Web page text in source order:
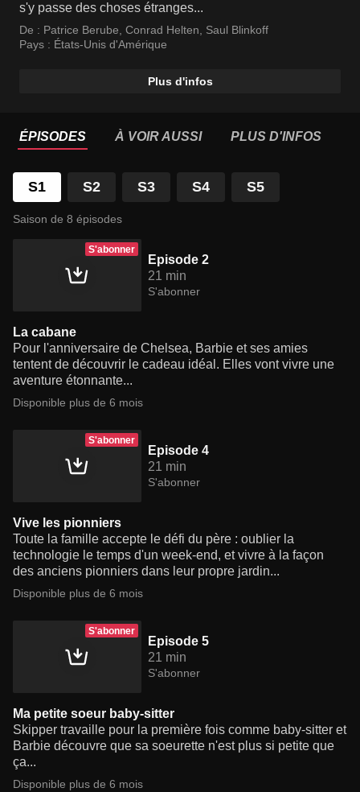
s'y passe des choses étranges...
De : Patrice Berube Conrad Helten
Saul Blinkoff
Pays : États-Unis d'Amérique
Plus d'infos
ÉPISODES À VOIR AUSSI PLUS D'INFOS
S1 S2 S3 S4 S5
Saison de 8 épisodes
S'abonner
Episode 2
21 min
S'abonner
La cabane
Pour l'anniversaire de Chelsea, Barbie et ses amies
tentent de découvrir le cadeau idéal. Elles vont vivre une
aventure étonnante...
Disponible plus de 6 mois
S'abonner
Episode 4
21 min
S'abonner
Vive les pionniers
Toute la famille accepte le défi du père : oublier la
technologie le temps d'un week-end, et vivre à la façon
des anciens pionniers dans leur propre jardin...
Disponible plus de 6 mois
S'abonner
Episode 5
21 min
S'abonner
Ma petite soeur baby-sitter
Skipper travaille pour la première fois comme baby-sitter et
Barbie découvre que sa soeurette n'est plus si petite que
ça...
Disponible plus de 6 mois